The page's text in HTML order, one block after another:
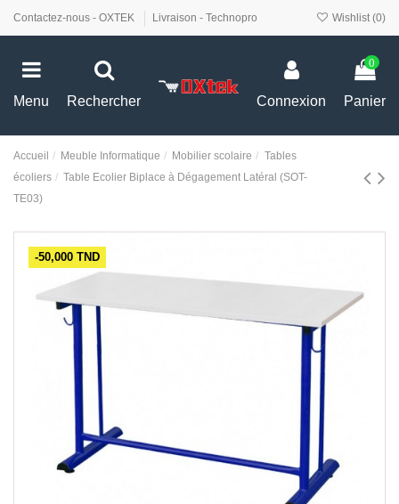
Contactez-nous - OXTEK Livraison - Technopro Wishlist (0)
Menu Rechercher Connexion
0
Panier
Accueil Meuble Informatique Mobilier scolaire
Tables
écoliers
Table Ecolier Biplace à Dégagement Latéral (SOT-
TE03)
-50,000 TND